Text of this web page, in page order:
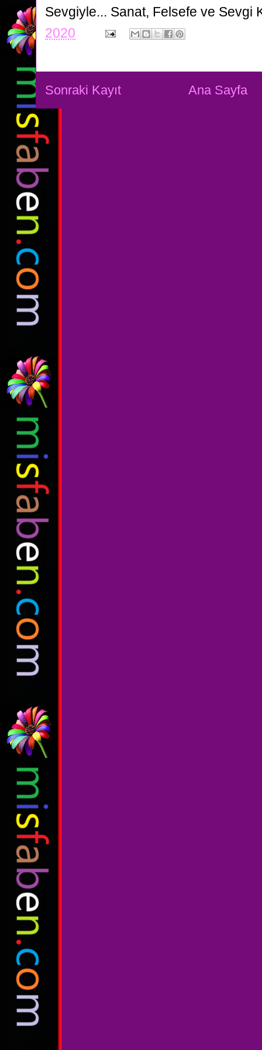
Sevgiyle... Sanat, Felsefe ve Sevgi
2020
Sonraki Kayıt Ana Sayfa